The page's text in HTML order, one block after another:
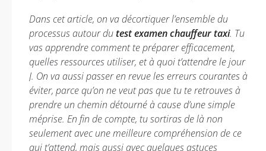
Dans cet article, on va décortiquer l’ensemble du
processus autour du test examen chauffeur taxi. Tu
vas apprendre comment te préparer efficacement,
quelles ressources utiliser, et à quoi t’attendre le jour
J. On va aussi passer en revue les erreurs courantes à
éviter, parce qu’on ne veut pas que tu te retrouves à
prendre un chemin détourné à cause d’une simple
méprise. En fin de compte, tu sortiras de là non
seulement avec une meilleure compréhension de ce
qui t’attend, mais aussi avec quelques astuces